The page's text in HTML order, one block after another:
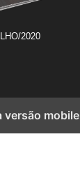
2020
versão mobile